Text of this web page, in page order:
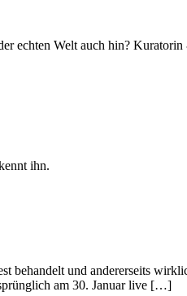
echten Welt auch hin?
ihn.
behandelt und andererseits
am 30. Januar live […]